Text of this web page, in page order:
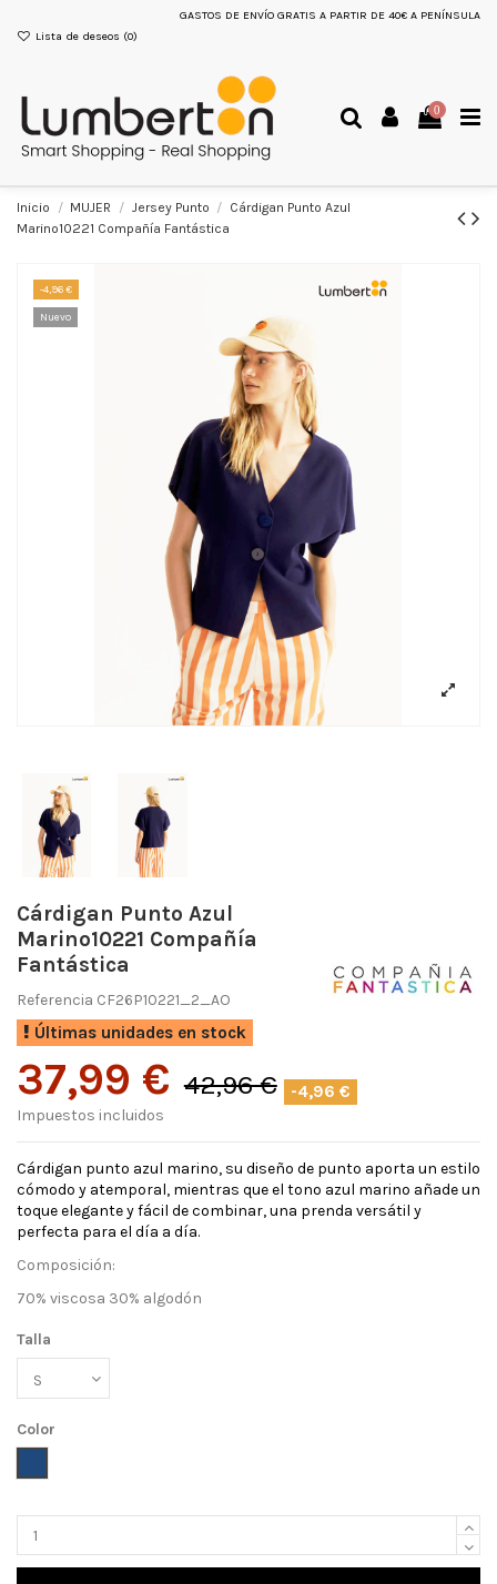
GASTOS DE ENVÍO GRATIS A PARTIR DE 40€ A PENÍNSULA
Lista de deseos (0)
0
Inicio MUJER Jersey Punto
Cárdigan Punto Azul
Marino10221 Compañía Fantástica
-4,96 €
Nuevo
Cárdigan Punto Azul
Marino10221 Compañía
Fantástica
Referencia CF26P10221_2_AO
Últimas unidades en stock
37,99 € 42,96 € -4,96 €
Impuestos incluidos
Cárdigan punto azul marino, su diseño de punto aporta un estilo
cómodo y atemporal, mientras que el tono azul marino añade un
toque elegante y fácil de combinar, una prenda versátil y
perfecta para el día a día.
Composición:
70% viscosa 30% algodón
Talla
Color